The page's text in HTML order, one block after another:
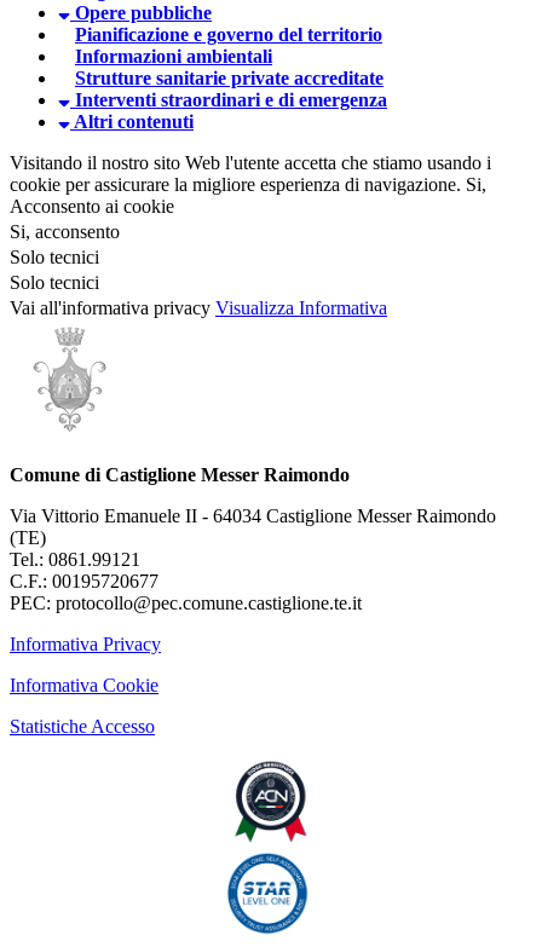
Opere pubbliche
Pianificazione e governo del territorio
Informazioni ambientali
Strutture sanitarie private accreditate
Interventi straordinari e di emergenza
Altri contenuti
Visitando il nostro sito Web l'utente accetta che stiamo usando i
cookie per assicurare la migliore esperienza di navigazione. Si,
Acconsento ai cookie
Si, acconsento
Solo tecnici
Solo tecnici
Vai all'informativa privacy Visualizza Informativa
Comune di Castiglione Messer Raimondo
Via Vittorio Emanuele II - 64034 Castiglione Messer Raimondo
(TE)
Tel.: 0861.99121
C.F.: 00195720677
PEC: protocollo@pec.comune.castiglione.te.it
Informativa Privacy
Informativa Cookie
Statistiche Accesso